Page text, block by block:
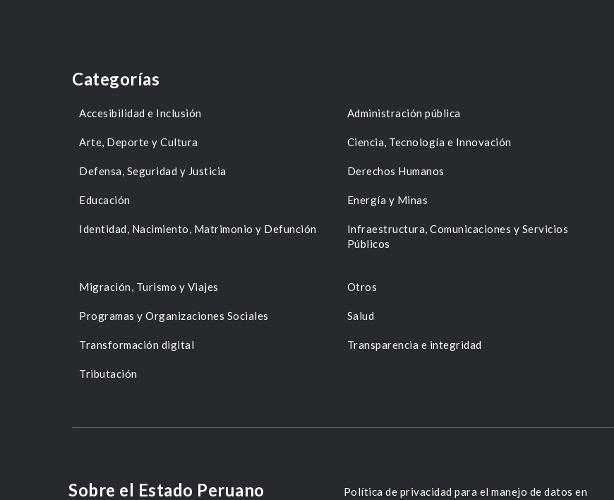
Categorías
Accesibilidad e Inclusión Administración pública
Arte, Deporte y Cultura Ciencia, Tecnología e Innovación
Defensa, Seguridad y Justicia Derechos Humanos
Educación Energía y Minas
Identidad, Nacimiento, Matrimonio y Defunción
Infraestructura, Comunicaciones y Servicios
Públicos
Migración, Turismo y Viajes Otros
Programas y Organizaciones Sociales Salud
Transformación digital Transparencia e integridad
Tributación
Sobre el Estado Peruano Política de privacidad para el manejo de datos en